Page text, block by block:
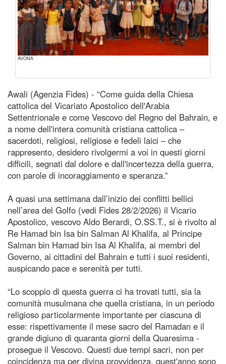
AVONA
Awali (Agenzia Fides) - “Come guida della Chiesa
cattolica del Vicariato Apostolico dell'Arabia
Settentrionale e come Vescovo del Regno del Bahrain, e
a nome dell'intera comunità cristiana cattolica –
sacerdoti, religiosi, religiose e fedeli laici – che
rappresento, desidero rivolgermi a voi in questi giorni
difficili, segnati dal dolore e dall'incertezza della guerra,
con parole di incoraggiamento e speranza.”
A quasi una settimana dall’inizio dei conflitti bellici
nell’area del Golfo (vedi Fides 28/2/2026) il Vicario
Apostolico, vescovo Aldo Berardi, O.SS.T., si è rivolto al
Re Hamad bin Isa bin Salman Al Khalifa, al Principe
Salman bin Hamad bin Isa Al Khalifa, ai membri del
Governo, ai cittadini del Bahrain e tutti i suoi residenti,
auspicando pace e serenità per tutti.
“Lo scoppio di questa guerra ci ha trovati tutti, sia la
comunità musulmana che quella cristiana, in un periodo
religioso particolarmente importante per ciascuna di
esse: rispettivamente il mese sacro del Ramadan e il
grande digiuno di quaranta giorni della Quaresima -
prosegue il Vescovo. Questi due tempi sacri, non per
coincidenza ma per divina provvidenza, quest'anno sono